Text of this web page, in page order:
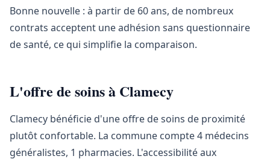
Bonne nouvelle : à partir de 60 ans, de nombreux
contrats acceptent une adhésion sans questionnaire
de santé, ce qui simplifie la comparaison.
L'offre de soins à Clamecy
Clamecy bénéficie d'une offre de soins de proximité
plutôt confortable. La commune compte 4 médecins
généralistes, 1 pharmacies. L'accessibilité aux